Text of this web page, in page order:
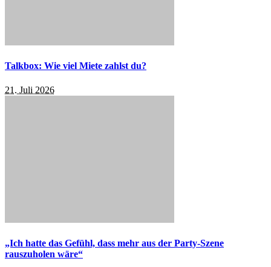
Talkbox: Wie viel Miete zahlst du?
21. Juli 2026
„Ich hatte das Gefühl, dass mehr aus der Party-Szene
rauszuholen wäre“